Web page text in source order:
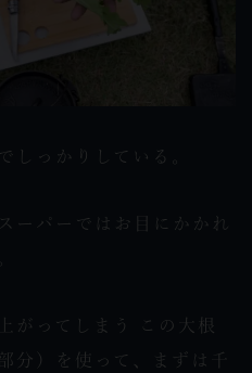
しっかりしている。
ーパーではお目にかかれ
がってしまう この大根
分）を使って、まずは千